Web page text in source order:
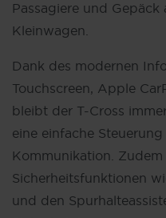
Passagiere und
Kleinwagen.
Dank des modernen
Touchscreen, Apple
bleibt der T-Cross
eine einfache
Kommunikation.
Sicherheitsfunktionen
und den